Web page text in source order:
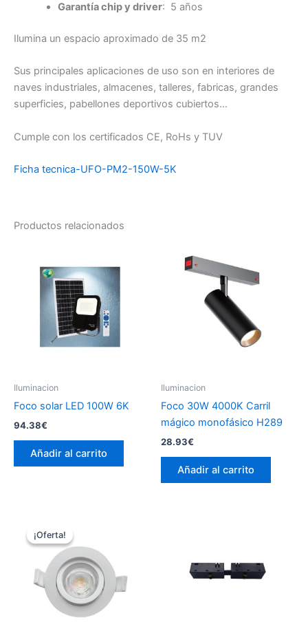
Garantía chip y driver: 5 años
Ilumina un espacio aproximado de 35 m2
Sus principales aplicaciones de uso son en interiores de
naves industriales, almacenes, talleres, fabricas, grandes
superficies, pabellones deportivos cubiertos…
Cumple con los certificados CE, RoHs y TUV
Ficha tecnica-UFO-PM2-150W-5K
Productos relacionados
Iluminacion
Foco solar LED 100W 6K
94.38€
Añadir al carrito
Iluminacion
Foco 30W 4000K Carril
mágico monofásico H289
28.93€
Añadir al carrito
¡Oferta!
¡Oferta!